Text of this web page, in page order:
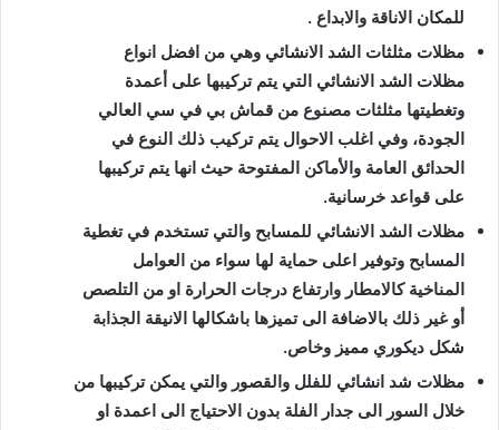
للمكان الاناقة والابداع .
مظلات مثلثات الشد الانشائي وهي من افضل انواع
مظلات الشد الانشائي التي يتم تركيبها على أعمدة
وتغطيتها مثلثات مصنوع من قماش بي في سي العالي
الجودة، وفي اغلب الاحوال يتم تركيب ذلك النوع في
الحدائق العامة والأماكن المفتوحة حيث انها يتم تركيبها
على قواعد خرسانية.
مظلات الشد الانشائي للمسابح والتي تستخدم في تغطية
المسابح وتوفير اعلى حماية لها سواء من العوامل
المناخية كالامطار وارتفاع درجات الحرارة او من التلصص
أو غير ذلك بالاضافة الى تميزها باشكالها الانيقة الجذابة
شكل ديكوري مميز وخاص.
مظلات شد انشائي للفلل والقصور والتي يمكن تركيبها من
خلال السور الى جدار الفلة بدون الاحتياج الى اعمدة او